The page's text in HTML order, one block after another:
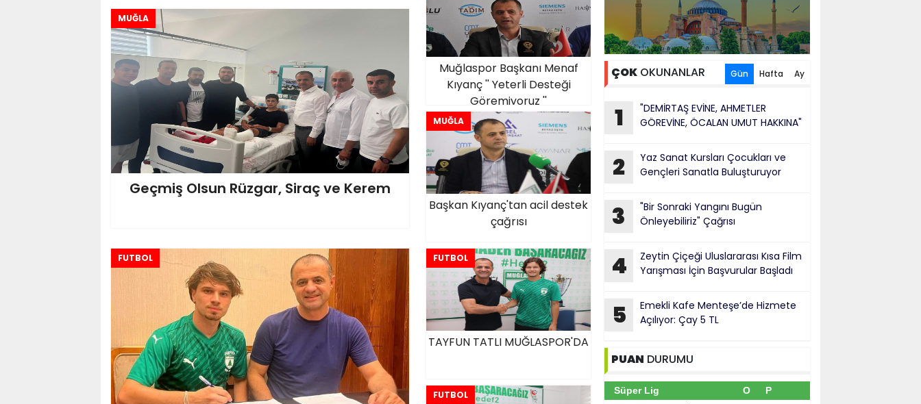
Muğlaspor Başkanı Menaf
Kıyanç '' Yeterli Desteği
Göremiyoruz ''
MUĞLA
Geçmiş Olsun Rüzgar, Siraç ve Kerem
MUĞLA
Başkan Kıyanç'tan acil destek
çağrısı
FUTBOL
TAYFUN TATLI MUĞLASPOR'DA
FUTBOL
FUTBOL
ÇOK OKUNANLAR Gün Hafta Ay
1
"DEMİRTAŞ EVİNE, AHMETLER
GÖREVİNE, ÖCALAN UMUT HAKKINA"
2
Yaz Sanat Kursları Çocukları ve
Gençleri Sanatla Buluşturuyor
3
"Bir Sonraki Yangını Bugün
Önleyebiliriz" Çağrısı
4
Zeytin Çiçeği Uluslararası Kısa Film
Yarışması İçin Başvurular Başladı
5
Emekli Kafe Menteşe’de Hizmete
Açılıyor: Çay 5 TL
PUAN DURUMU
Süper Lig O P